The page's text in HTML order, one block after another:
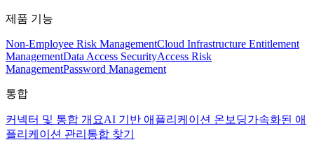
제품 기능
Non-Employee Risk ManagementCloud Infrastructure Entitlement
ManagementData Access SecurityAccess Risk
ManagementPassword Management
통합
커넥터 및 통합 개요AI 기반 애플리케이션 온보딩가속화된 애
플리케이션 관리 통합 찾기